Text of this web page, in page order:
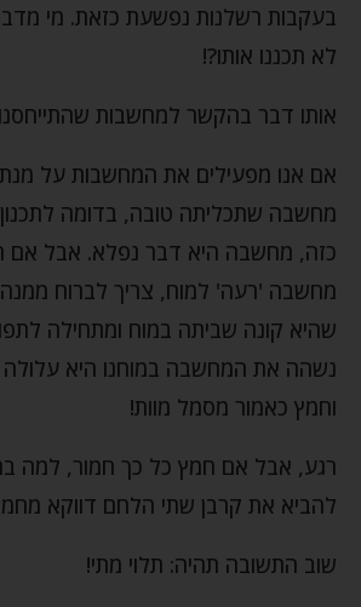
בעקבות רשלנות נפשעת כזאת. מי
לא תכננו אותו?!
אותו דבר בהקשר למחשבות
אם אנו מפעילים את המחשבות על
מחשבה שתכליתה טובה, בדומה לתכנון
כזה, מחשבה היא דבר נפלא. אבל אם
מחשבה 'רעה' למוח, צריך לברוח
שהיא קונה שביתה במוח ומתחילה
נשהה את המחשבה במוחנו היא
וחמץ כאמור מסמל מוות!
רגע, אבל אם חמץ כל כך חמור, למה
להביא את קרבן שתי הלחם דווקא
שוב התשובה תהיה: תלוי מתי!